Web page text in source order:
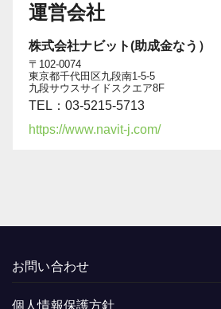
運営会社
株式会社ナビット(助成金なう）
〒102-0074
東京都千代田区九段南1-5-5
九段サウスサイドスクエア8F
TEL：03-5215-5713
https://www.navit-j.com/
お問い合わせ
個人情報保護方針